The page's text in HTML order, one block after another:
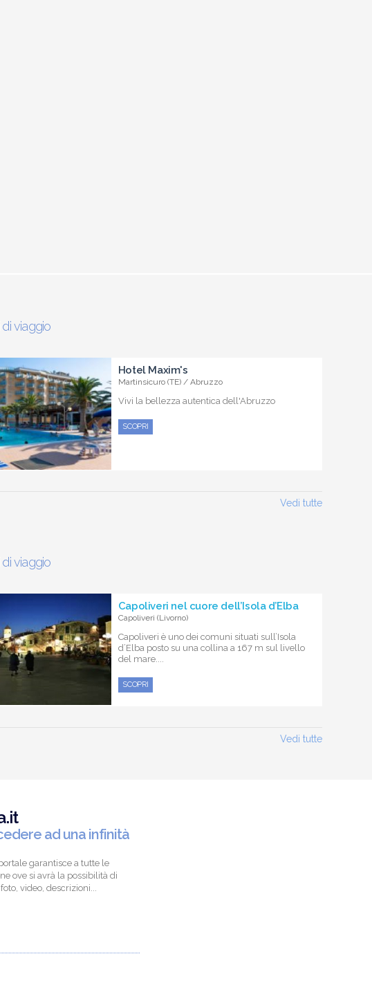
viaggio
Hotel Maxim's
Martinsicuro (TE) / Abruzzo
Vivi la bellezza autentica dell'Abruzzo
SCOPRI
Vedi tutte
viaggio
Capoliveri nel cuore dell’Isola d’Elba
Capoliveri (Livorno)
Capoliveri è uno dei comuni situati sull’Isola
d’Elba posto su una collina a 167 m sul livello
del mare....
SCOPRI
Vedi tutte
ad una infinità
garantisce a tutte le
ove si avrà la possibilità di
video, descrizioni...